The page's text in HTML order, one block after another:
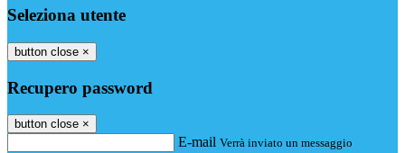
Seleziona utente
button close ×
Recupero password
button close ×
E-mail Verrà inviato un messaggio